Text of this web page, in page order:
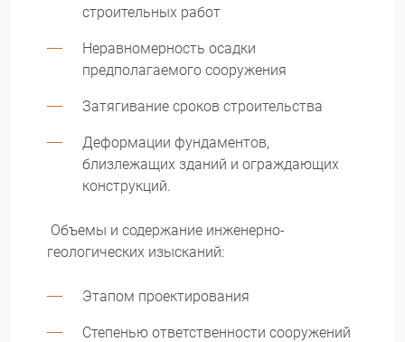
строительных работ
Неравномерность осадки
предполагаемого сооружения
Затягивание сроков строительства
Деформации фундаментов,
близлежащих зданий и ограждающих
конструкций.
Объемы и содержание инженерно-
геологических изысканий:
Этапом проектирования
Степенью ответственности сооружений